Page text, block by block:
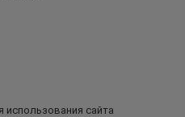
использования сайта